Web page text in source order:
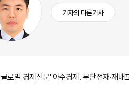
기자의 다른기사
로벌 경제신문' 아주경제. 무단전재·재배